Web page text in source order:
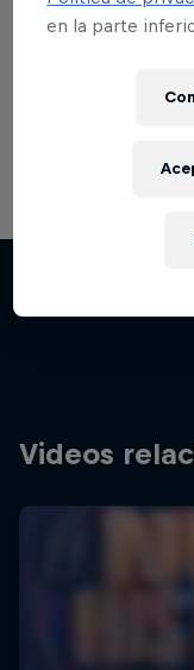
20
Videos
en la parte